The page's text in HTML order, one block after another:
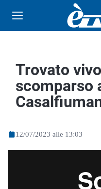
Trovato
scomparso
12/07/2023 alle 13:03